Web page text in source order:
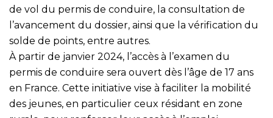
de vol du permis de conduire, la consultation de
l’avancement du dossier, ainsi que la vérification du
solde de points, entre autres.
À partir de janvier 2024, l’accès à l’examen du
permis de conduire sera ouvert dès l’âge de 17 ans
en France. Cette initiative vise à faciliter la mobilité
des jeunes, en particulier ceux résidant en zone